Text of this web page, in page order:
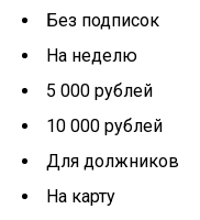
Без подписок
На неделю
5 000 рублей
10 000 рублей
Для должников
На карту